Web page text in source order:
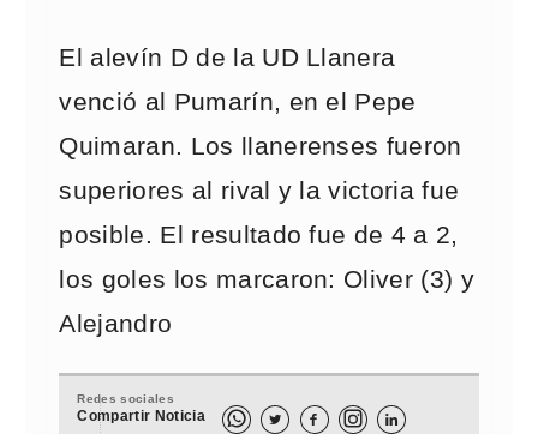
El alevín D de la UD Llanera
venció al Pumarín, en el Pepe
Quimaran. Los llanerenses fueron
superiores al rival y la victoria fue
posible. El resultado fue de 4 a 2,
los goles los marcaron: Oliver (3) y
Alejandro
Redes sociales
Compartir Noticia   